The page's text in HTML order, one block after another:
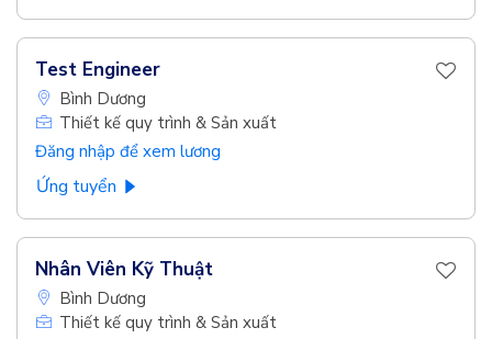
Test Engineer
Bình Dương
Thiết kế quy trình & Sản xuất
Đăng nhập để xem lương
Ứng tuyển
Nhân Viên Kỹ Thuật
Bình Dương
Thiết kế quy trình & Sản xuất